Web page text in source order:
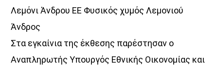
Λεμόνι Άνδρου ΕΕ Φυσικός χυμός Λεμονιού
Άνδρος
Στα εγκαίνια της έκθεσης παρέστησαν ο
Αναπληρωτής Υπουργός Εθνικής Οικονομίας και